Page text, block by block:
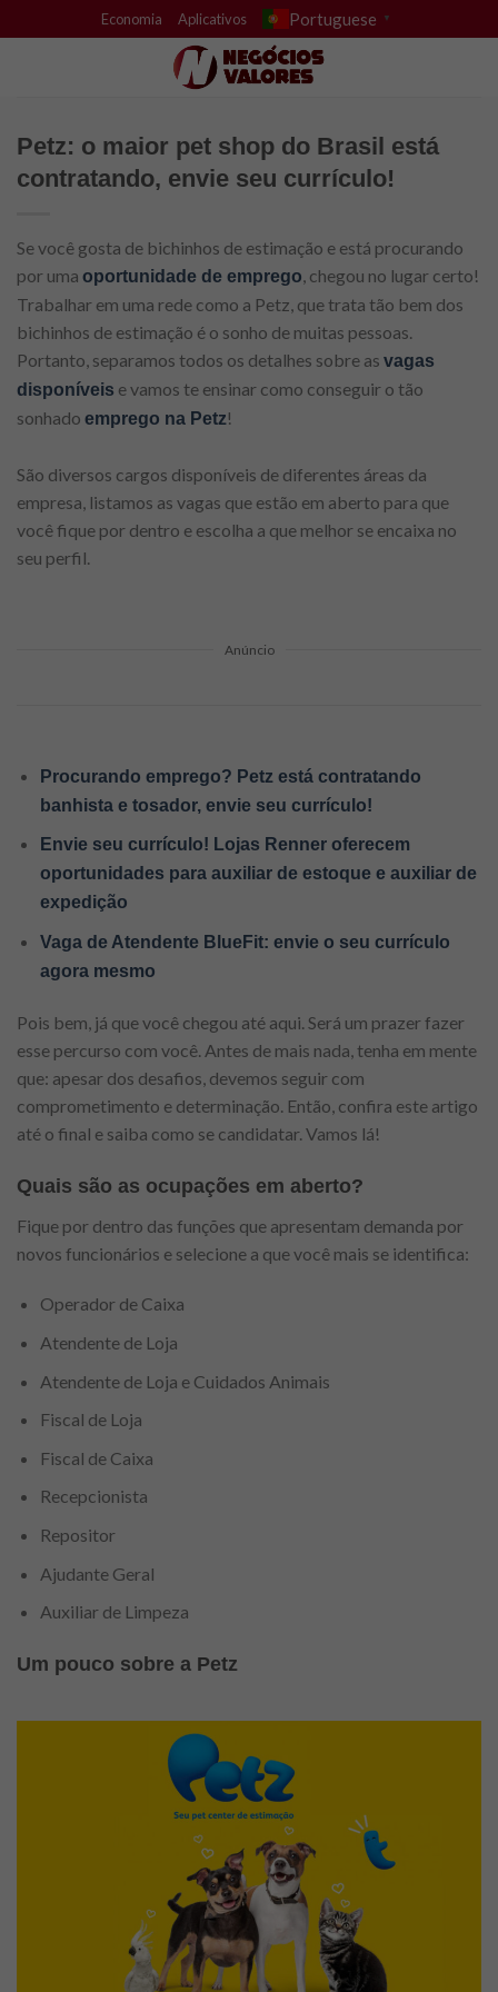
to
Economia Aplicativos Portuguese ▼
Petz: o maior pet shop do Brasil está
contratando, envie seu currículo!
Se você gosta de bichinhos de estimação e está procurando
por uma oportunidade de emprego, chegou no lugar certo!
Trabalhar em uma rede como a Petz, que trata tão bem dos
bichinhos de estimação é o sonho de muitas pessoas.
Portanto, separamos todos os detalhes sobre as vagas
disponíveis e vamos te ensinar como conseguir o tão
sonhado emprego na Petz!
São diversos cargos disponíveis de diferentes áreas da
empresa, listamos as vagas que estão em aberto para que
você fique por dentro e escolha a que melhor se encaixa no
seu perfil.
Anúncio
Procurando emprego? Petz está contratando
banhista e tosador, envie seu currículo!
Envie seu currículo! Lojas Renner oferecem
oportunidades para auxiliar de estoque e auxiliar de
expedição
Vaga de Atendente BlueFit: envie o seu currículo
agora mesmo
Pois bem, já que você chegou até aqui. Será um prazer fazer
esse percurso com você. Antes de mais nada, tenha em mente
que: apesar dos desafios, devemos seguir com
comprometimento e determinação. Então, confira este artigo
até o final e saiba como se candidatar. Vamos lá!
Quais são as ocupações em aberto?
Fique por dentro das funções que apresentam demanda por
novos funcionários e selecione a que você mais se identifica:
Operador de Caixa
Atendente de Loja
Atendente de Loja e Cuidados Animais
Fiscal de Loja
Fiscal de Caixa
Recepcionista
Repositor
Ajudante Geral
Auxiliar de Limpeza
Um pouco sobre a Petz